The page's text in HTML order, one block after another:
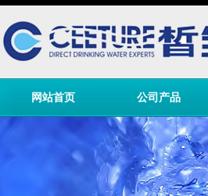
网站首页 公司产品